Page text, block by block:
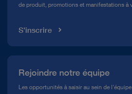
Médiathèque
de produit, promotions et manifestations à
S'inscrire
Rejoindre notre équipe
Les opportunités à saisir au sein de